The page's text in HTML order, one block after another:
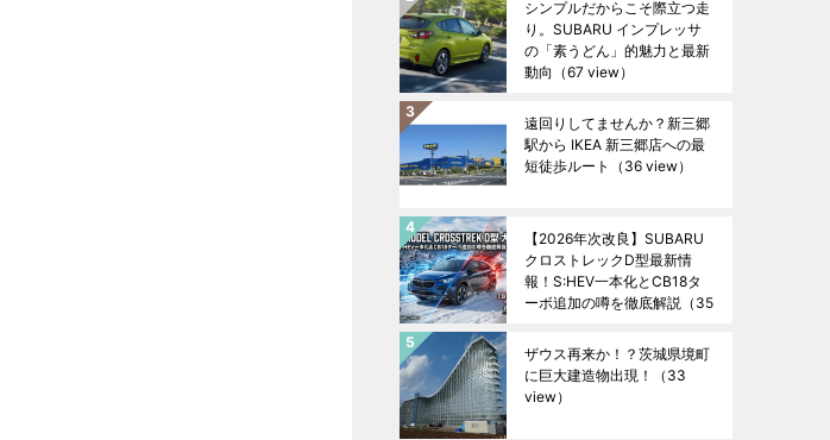
シンプルだからこそ際立つ走
り。SUBARU インプレッサ
の「素うどん」的魅力と最新
動向 （67 view）
遠回りしてませんか？新三郷
駅から IKEA 新三郷店への最
短徒歩ルート
（36 view）
【2026年次改良】SUBARU
クロストレックD型最新情
報！S:HEV一本化とCB18タ
ーボ追加の噂を徹底解説 （35
ザウス再来か！？茨城県境町
に巨大建造物出現！
（33
view）